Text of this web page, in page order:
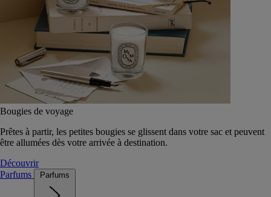
Bougies de voyage
Prêtes à partir, les petites bougies se glissent dans votre sac et peuvent
être allumées dès votre arrivée à destination.
Découvrir
Parfums
Parfums